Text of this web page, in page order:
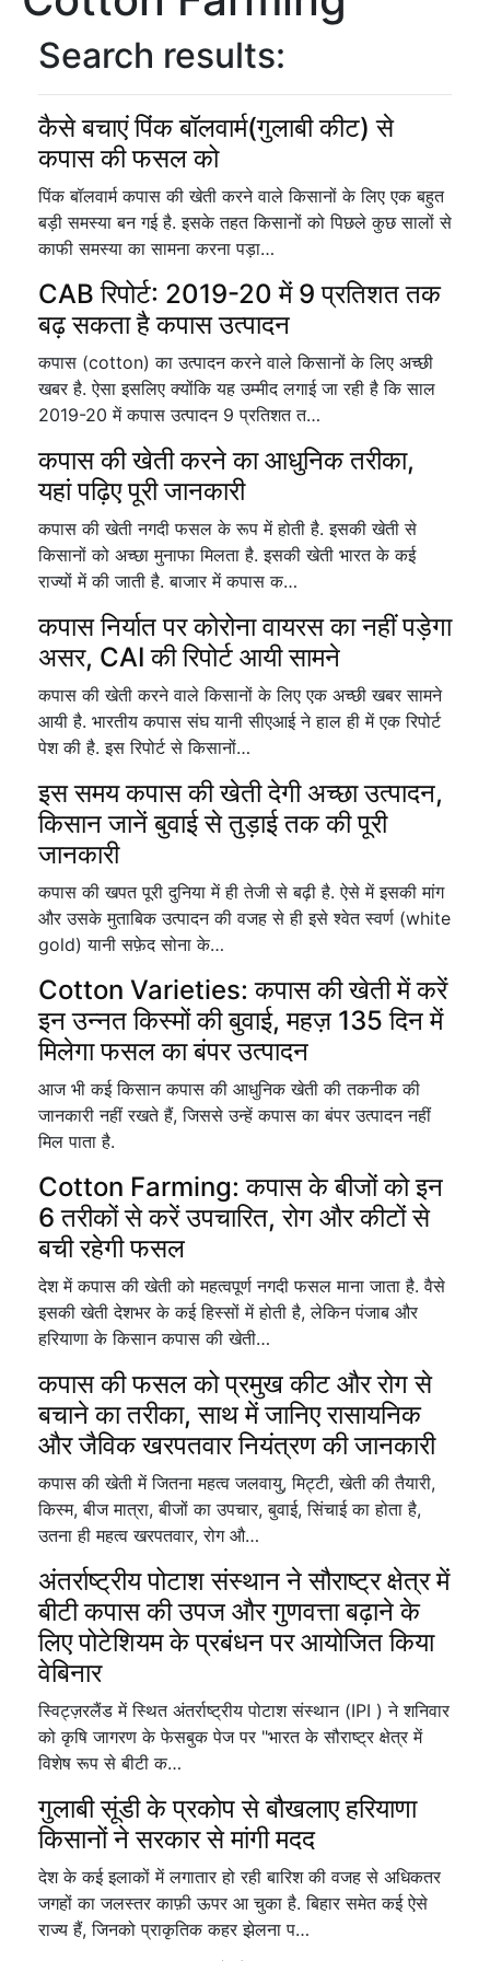
Search results:
कैसे बचाएं पिंक बॉलवार्म(गुलाबी कीट) से
कपास की फसल को
पिंक बॉलवार्म कपास की खेती करने वाले किसानों के लिए एक बहुत
बड़ी समस्या बन गई है. इसके तहत किसानों को पिछले कुछ सालों से
काफी समस्या का सामना करना पड़ा…
CAB रिपोर्ट: 2019-20 में 9 प्रतिशत तक
बढ़ सकता है कपास उत्पादन
कपास (cotton) का उत्पादन करने वाले किसानों के लिए अच्छी
खबर है. ऐसा इसलिए क्योंकि यह उम्मीद लगाई जा रही है कि साल
2019-20 में कपास उत्पादन 9 प्रतिशत त…
कपास की खेती करने का आधुनिक तरीका,
यहां पढ़िए पूरी जानकारी
कपास की खेती नगदी फसल के रूप में होती है. इसकी खेती से
किसानों को अच्छा मुनाफा मिलता है. इसकी खेती भारत के कई
राज्यों में की जाती है. बाजार में कपास क…
कपास निर्यात पर कोरोना वायरस का नहीं पड़ेगा
असर, CAI की रिपोर्ट आयी सामने
कपास की खेती करने वाले किसानों के लिए एक अच्छी खबर सामने
आयी है. भारतीय कपास संघ यानी सीएआई ने हाल ही में एक रिपोर्ट
पेश की है. इस रिपोर्ट से किसानों…
इस समय कपास की खेती देगी अच्छा उत्पादन,
किसान जानें बुवाई से तुड़ाई तक की पूरी
जानकारी
कपास की खपत पूरी दुनिया में ही तेजी से बढ़ी है. ऐसे में इसकी मांग
और उसके मुताबिक उत्पादन की वजह से ही इसे श्वेत स्वर्ण (white
gold) यानी सफ़ेद सोना के…
Cotton Varieties: कपास की खेती में करें
इन उन्नत किस्मों की बुवाई, महज़ 135 दिन में
मिलेगा फसल का बंपर उत्पादन
आज भी कई किसान कपास की आधुनिक खेती की तकनीक की
जानकारी नहीं रखते हैं, जिससे उन्हें कपास का बंपर उत्पादन नहीं
मिल पाता है.
Cotton Farming: कपास के बीजों को इन
6 तरीकों से करें उपचारित, रोग और कीटों से
बची रहेगी फसल
देश में कपास की खेती को महत्वपूर्ण नगदी फसल माना जाता है. वैसे
इसकी खेती देशभर के कई हिस्सों में होती है, लेकिन पंजाब और
हरियाणा के किसान कपास की खेती…
कपास की फसल को प्रमुख कीट और रोग से
बचाने का तरीका, साथ में जानिए रासायनिक
और जैविक खरपतवार नियंत्रण की जानकारी
कपास की खेती में जितना महत्व जलवायु, मिट्टी, खेती की तैयारी,
किस्म, बीज मात्रा, बीजों का उपचार, बुवाई, सिंचाई का होता है,
उतना ही महत्व खरपतवार, रोग औ…
अंतर्राष्ट्रीय पोटाश संस्थान ने सौराष्ट्र क्षेत्र में
बीटी कपास की उपज और गुणवत्ता बढ़ाने के
लिए पोटेशियम के प्रबंधन पर आयोजित किया
वेबिनार
स्विट्ज़रलैंड में स्थित अंतर्राष्ट्रीय पोटाश संस्थान (IPI ) ने शनिवार
को कृषि जागरण के फेसबुक पेज पर "भारत के सौराष्ट्र क्षेत्र में
विशेष रूप से बीटी क…
गुलाबी सूंडी के प्रकोप से बौखलाए हरियाणा
किसानों ने सरकार से मांगी मदद
देश के कई इलाकों में लगातार हो रही बारिश की वजह से अधिकतर
जगहों का जलस्तर काफ़ी ऊपर आ चुका है. बिहार समेत कई ऐसे
राज्य हैं, जिनको प्राकृतिक कहर झेलना प…